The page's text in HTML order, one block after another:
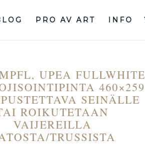
PRO AV ART INFO
UPEA FULLWHITE
460×259
SEINÄLLE
ROIKUTETAAN
VAIJEREILLA
TRUSSISTA